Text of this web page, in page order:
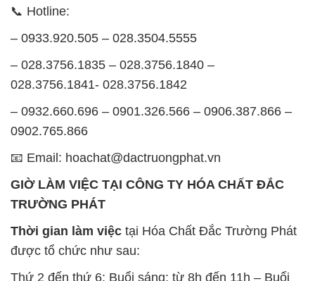
📞 Hotline:
– 0933.920.505 – 028.3504.5555
– 028.3756.1835 – 028.3756.1840 –
028.3756.1841- 028.3756.1842
– 0932.660.696 – 0901.326.566 – 0906.387.866 –
0902.765.866
📧 Email: hoachat@dactruongphat.vn
GIỜ LÀM VIỆC TẠI CÔNG TY HÓA CHẤT ĐẮC
TRƯỜNG PHÁT
Thời gian làm việc tại Hóa Chất Đắc Trường Phát
được tổ chức như sau:
Thứ 2 đến thứ 6: Buổi sáng: từ 8h đến 11h – Buổi